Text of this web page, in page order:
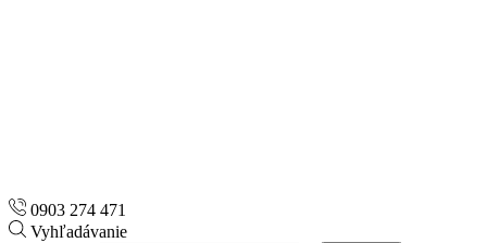
0903 274 471
Vyhľadávanie